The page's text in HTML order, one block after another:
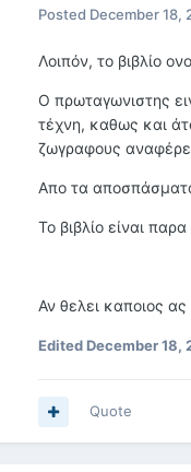
Posted December 18,
Λοιπόν, το βιβλίο
Ο πρωταγωνιστης
τέχνη, καθως και
ζωγραφους
Απο τα
Το βιβλίο είναι
Αν θελει καποιος ας
EditedDecember 18,
Quote